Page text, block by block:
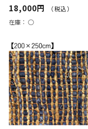
18,000円
（税込）
在庫： ○